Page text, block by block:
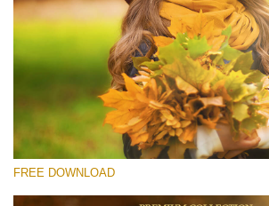
Xin hãy lựa chọn
Free Light Overlay #14
Small 800*533px
Light Overlays
(30 Overlays)
FREE DOWNLOAD